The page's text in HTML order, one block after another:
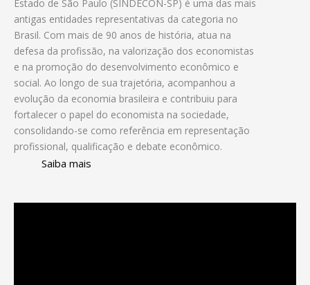
Estado de São Paulo (SINDECON-SP) é uma das mais
antigas entidades representativas da categoria no
Brasil. Com mais de 90 anos de história, atua na
defesa da profissão, na valorização dos economistas
e na promoção do desenvolvimento econômico e
social. Ao longo de sua trajetória, acompanhou a
evolução da economia brasileira e contribuiu para
fortalecer o papel do economista na sociedade,
consolidando-se como referência em representação
profissional, qualificação e debate econômico.
Saiba mais